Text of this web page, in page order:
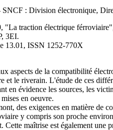
: Division électronique,
"La traction électrique
3EI.
13.01, ISSN 1252-770X
aspects de la compatibilité
et le riverain. L'étude de ces
en évidence les sources, les
en oeuvre.
des exigences en matière de
y compris son proche
Cette maîtrise est également une